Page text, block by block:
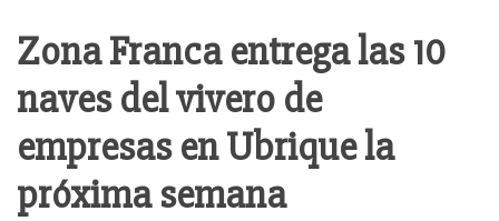
Zona Franca entrega las 10
naves del vivero de
empresas en Ubrique la
próxima semana